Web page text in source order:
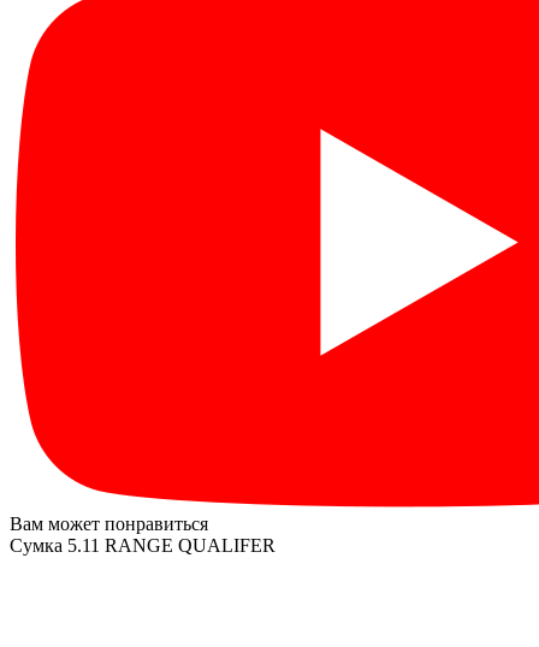
Вам может понравиться
Сумка 5.11 RANGE QUALIFER